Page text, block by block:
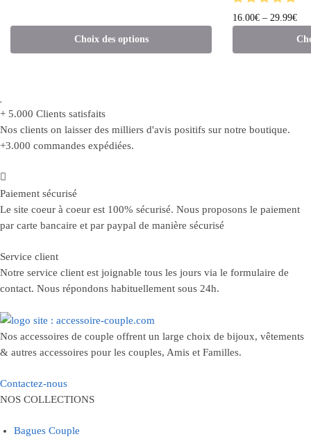
Choix des options
être
choisies
sur
du
produit
16.00€ – 29.99€Ce
+ 5.000 Clients satisfaits
Nos clients on laisser des milliers d'avis positifs sur notre boutique.
+3.000 commandes expédiées.
Paiement sécurisé
Le site coeur à coeur est 100% sécurisé. Nous proposons le paiement
par carte bancaire et par paypal de manière sécurisé
Service client
Notre service client est joignable tous les jours via le formulaire de
contact. Nous répondons habituellement sous 24h.
Nos accessoires de couple offrent un large choix de bijoux, vêtements
& autres accessoires pour les couples, Amis et Familles.
Contactez-nous
NOS COLLECTIONS
Bagues Couple